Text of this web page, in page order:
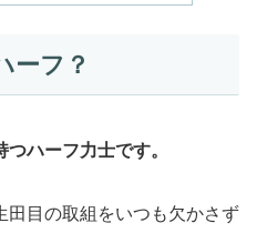
ーフ？
ハーフ力士です。
田目の取組をいつも欠かさず